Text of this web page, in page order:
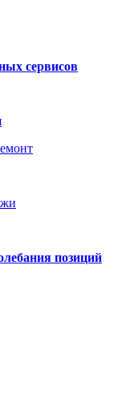
сервисов
позиций